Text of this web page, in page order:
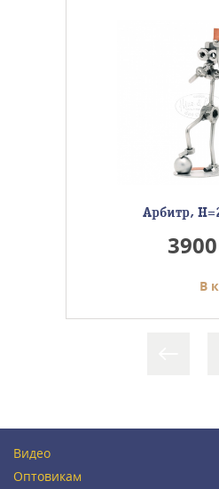
Арбитр,
3900
В
Видео
Оптовикам